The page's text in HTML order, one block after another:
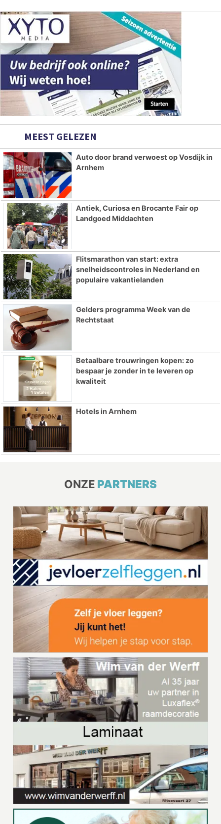
MEEST GELEZEN
Auto door brand verwoest op Vosdijk in
Arnhem
Antiek, Curiosa en Brocante Fair op
Landgoed Middachten
Flitsmarathon van start: extra
snelheidscontroles in Nederland en
populaire vakantielanden
Gelders programma Week van de
Rechtstaat
Betaalbare trouwringen kopen: zo
bespaar je zonder in te leveren op
kwaliteit
Hotels in Arnhem
ONZE PARTNERS